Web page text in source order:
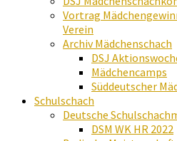
Vortrag
Verein
Archiv Mädchenschach
DSJ
Mädchencamps
Süddeutscher
Schulschach
Deutsche
DSM WK HR 2022